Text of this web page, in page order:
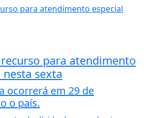
para atendimento
sexta
ocorrerá em 29 de
o país.